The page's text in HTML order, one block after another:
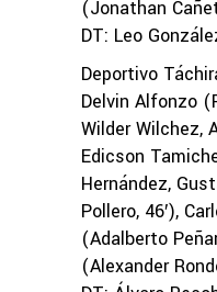
(Jonathan
DT: Leo
Deportivo
Delvin Alfonzo
Wilder Wilchez,
Edicson
Hernández,
Pollero, 46′),
(Adalberto
(Alexander